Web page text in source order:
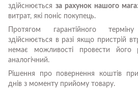
здійснюється за рахунок нашого
витрат, які поніс покупець.
Протягом гарантійного
здійснюється в разі якщо пристрій
немає можливості провести
аналогічний.
Рішення про повернення коштів
днів з моменту прийому товару.